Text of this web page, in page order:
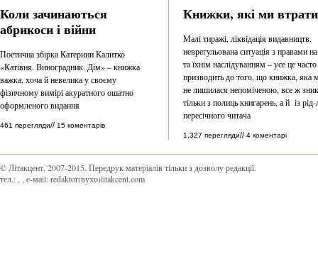
Коли зачинаються
абрикоси і війни
Поетична збірка Катерини Калитко
«Катівня. Виноградник. Дім» – книжка
важка, хоча й невелика у своєму
фізичному вимірі акуратного ошатно
оформленого видання
461 перегляди// 15 коментарів
Книжки, які ми
Малі тиражі, ліквідація видавництв,
неврегульована ситуація з правами
та їхнім наслідуванням – усе це часто
призводить до того, що книжка, яка
не лишилася непоміченою, все ж
тільки з полиць книгарень, а й із рід-
пересічного читача
1,327 перегляди// 4 коментарі
© Літакцент, 2007-2015. Передрук матеріалів тільки з дозволу редакції.
тел.:
, е-маіl:redaktor(вухо)litakcent.com